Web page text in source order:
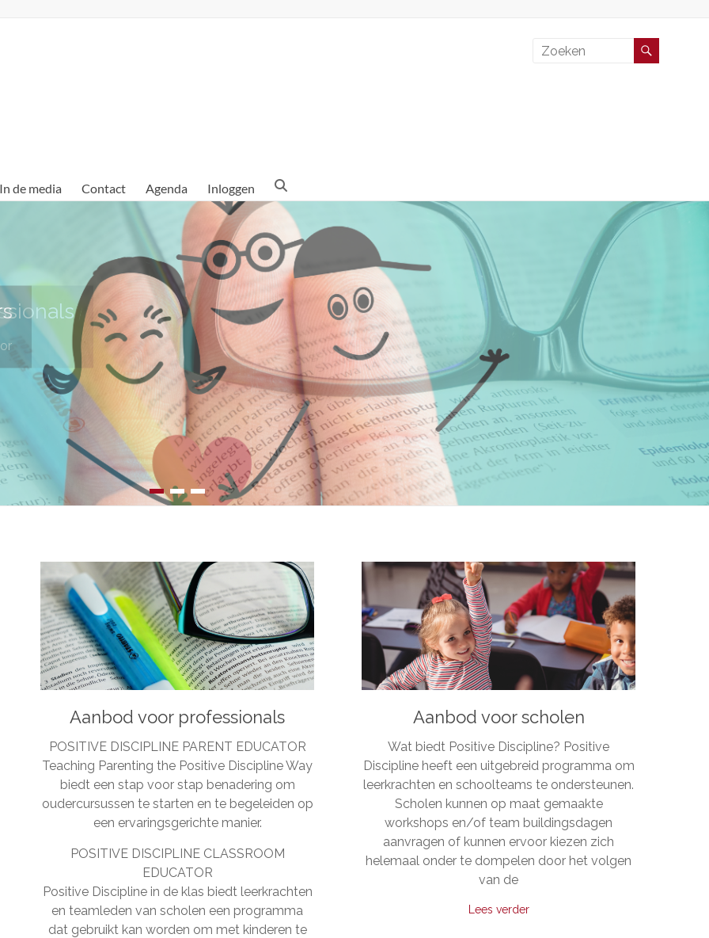
In de media Contact Agenda Inloggen
Aanbod voor professionals
POSITIVE DISCIPLINE PARENT EDUCATOR
Teaching Parenting the Positive Discipline Way
biedt een stap voor stap benadering om
oudercursussen te starten en te begeleiden op
een ervaringsgerichte manier.
POSITIVE DISCIPLINE CLASSROOM
EDUCATOR
Positive Discipline in de klas biedt leerkrachten
en teamleden van scholen een programma
dat gebruikt kan worden om met kinderen te
Aanbod voor scholen
Wat biedt Positive Discipline? Positive
Discipline heeft een uitgebreid programma om
leerkrachten en schoolteams te ondersteunen.
Scholen kunnen op maat gemaakte
workshops en/of team buildingsdagen
aanvragen of kunnen ervoor kiezen zich
helemaal onder te dompelen door het volgen
van de
Lees verder